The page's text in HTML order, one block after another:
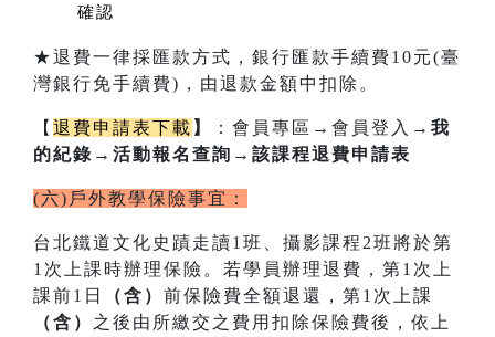
確認
★退費一律採匯款方式，銀行匯款手續費10元(臺
灣銀行免手續費)，由退款金額中扣除。
【 退費申請表下載 】 ：會員專區 → 會員登入 →我
的紀錄→活動報名查詢→該課程退費申請表
(六)戶外教學保險事宜：
台北鐵道文化史蹟走讀1班、攝影課程2班將於第
1次上課時辦理保險。若學員辦理退費，第1次上
課前1日
（含） 前保險費全額退還，第1次上課
（含） 之後由所繳交之費用扣除保險費後，依上